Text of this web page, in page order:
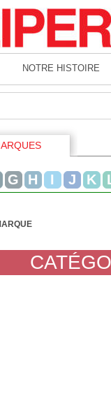
NOTRE HISTOIRE
G H I J K